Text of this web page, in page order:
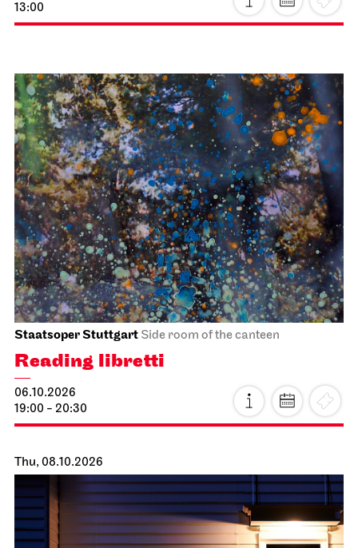
13:00
Staatsoper Stuttgart Side room of the canteen
Reading libretti
06.10.2026
19:00 - 20:30
Thu, 08.10.2026